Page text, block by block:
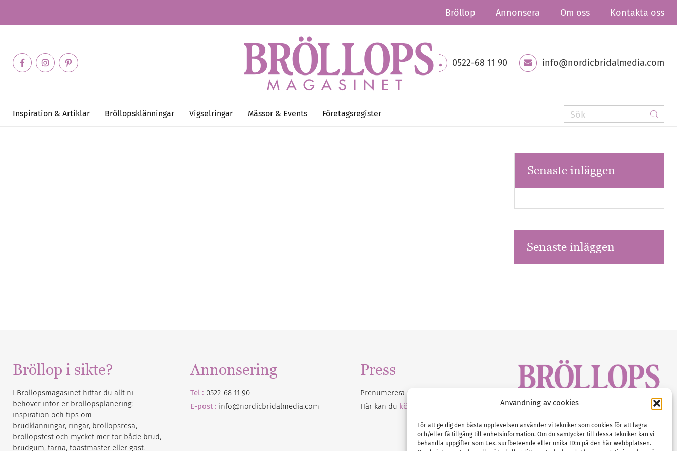
Användning av cookies
För att ge dig den bästa upplevelsen använder vi tekniker som cookies för att lagra
och/eller få tillgång till enhetsinformation. Om du samtycker till dessa tekniker kan vi
behandla uppgifter som t.ex. surfbeteende eller unika ID:n på den här webbplatsen.
Bröllop Annonsera Om oss Kontakta oss
0522-68 11 90 info@nordicbridalmedia.com
Inspiration & Artiklar Bröllopsklänningar Vigselringar Mässor & Events Företagsregister
Senaste inläggen
Senaste inläggen
Bröllop i sikte?
I Bröllopsmagasinet hittar du allt ni
behöver inför er bröllopsplanering:
inspiration och tips om
brudklänningar, ringar, bröllopsresa,
bröllopsfest och mycket mer för både brud,
brudgum, tärna, toastmaster eller gäst.
Annonsering
Tel : 0522-68 11 90
E-post : info@nordicbridalmedia.com
Press
Prenumerera på vårt
Här kan du köpa Bröllopsmagasinet
Tel :0522-68 11 90
E-post:info@nordicbridalmedia.com